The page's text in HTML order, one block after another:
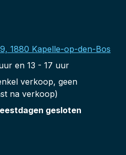
1880 Kapelle-op-den-Bos
en 13 - 17 uur
verkoop, geen
na verkoop)
gesloten